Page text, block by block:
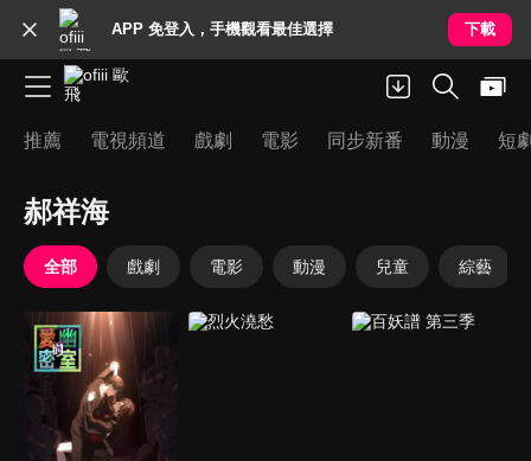
APP 免登入，手機觀看最佳選擇 下載
推薦 電視頻道 戲劇 電影 同步新番 動漫 短
郝祥海
全部 戲劇 電影 動漫 兒童 綜藝